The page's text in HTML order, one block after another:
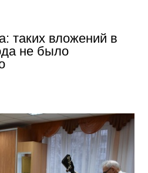
таких вложений в
не было